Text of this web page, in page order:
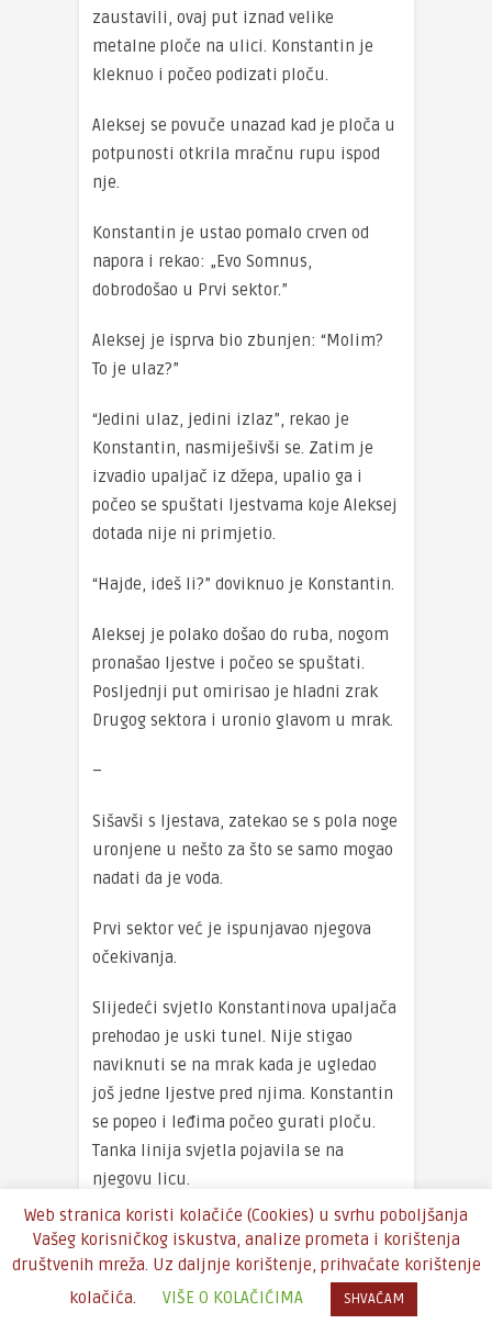
zaustavili, ovaj put iznad velike
metalne ploče na ulici. Konstantin je
kleknuo i počeo podizati ploču.
Aleksej se povuče unazad kad je ploča u
potpunosti otkrila mračnu rupu ispod
nje.
Konstantin je ustao pomalo crven od
napora i rekao: „Evo Somnus,
dobrodošao u Prvi sektor.”
Aleksej je isprva bio zbunjen: “Molim?
To je ulaz?”
“Jedini ulaz, jedini izlaz”, rekao je
Konstantin, nasmiješivši se. Zatim je
izvadio upaljač iz džepa, upalio ga i
počeo se spuštati ljestvama koje Aleksej
dotada nije ni primjetio.
“Hajde, ideš li?” doviknuo je Konstantin.
Aleksej je polako došao do ruba, nogom
pronašao ljestve i počeo se spuštati.
Posljednji put omirisao je hladni zrak
Drugog sektora i uronio glavom u mrak.
–
Sišavši s ljestava, zatekao se s pola noge
uronjene u nešto za što se samo mogao
nadati da je voda.
Prvi sektor već je ispunjavao njegova
očekivanja.
Slijedeći svjetlo Konstantinova upaljača
prehodao je uski tunel. Nije stigao
naviknuti se na mrak kada je ugledao
još jedne ljestve pred njima. Konstantin
se popeo i leđima počeo gurati ploču.
Tanka linija svjetla pojavila se na
njegovu licu.
“Blistava svjetlost grada”, sjetio se
Aleksej.
Cijeli trg bijaše prekriven snijegom –
Web stranica koristi kolačiće (Cookies) u svrhu poboljšanja
Vašeg korisničkog iskustva, analize prometa i korištenja
društvenih mreža. Uz daljnje korištenje, prihvaćate korištenje
kolačića.
VIŠE O KOLAČIĆIMA SHVAĆAM